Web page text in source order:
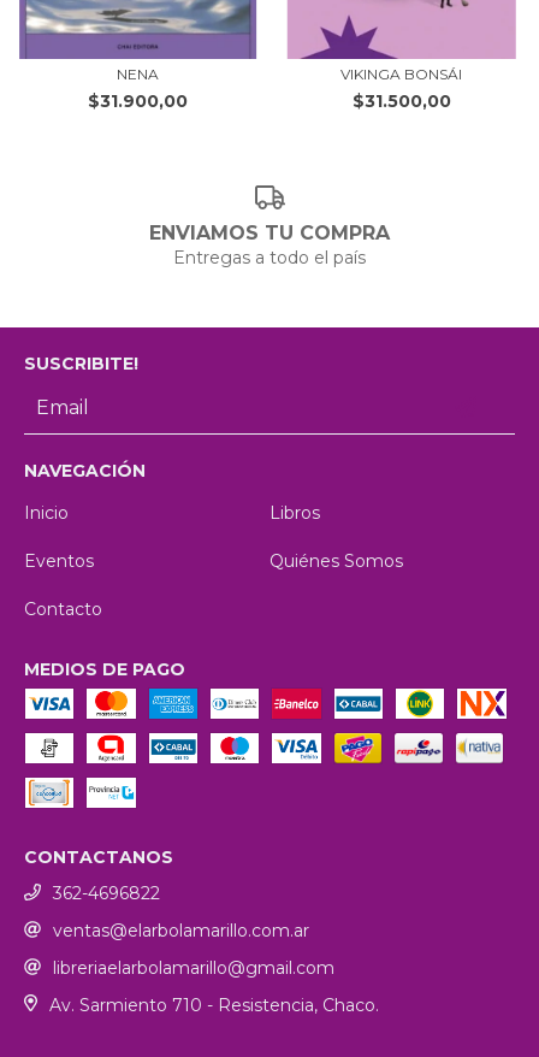
NENA
$31.900,00
VIKINGA BONSÁI
$31.500,00
ENVIAMOS TU COMPRA
Entregas a todo el país
SUSCRIBITE!
NAVEGACIÓN
Inicio
Libros
Eventos Quiénes Somos
Contacto
MEDIOS DE PAGO
CONTACTANOS
362-4696822
ventas@elarbolamarillo.com.ar
libreriaelarbolamarillo@gmail.com
Av. Sarmiento 710 - Resistencia, Chaco.